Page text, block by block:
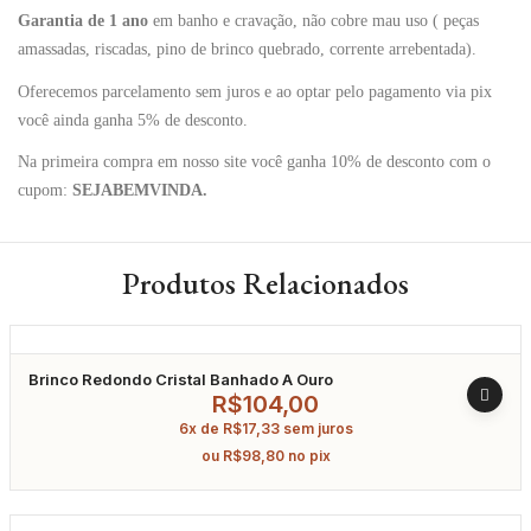
Garantia de 1 ano em banho e cravação, não cobre mau uso ( peças
amassadas, riscadas, pino de brinco quebrado, corrente arrebentada).
Oferecemos parcelamento sem juros e ao optar pelo pagamento via pix
você ainda ganha 5% de desconto.
Na primeira compra em nosso site você ganha 10% de desconto com o
cupom: SEJABEMVINDA.
Produtos Relacionados
Brinco Redondo Cristal Banhado A Ouro
R$104,00
6x de R$17,33 sem juros
ou R$98,80 no pix